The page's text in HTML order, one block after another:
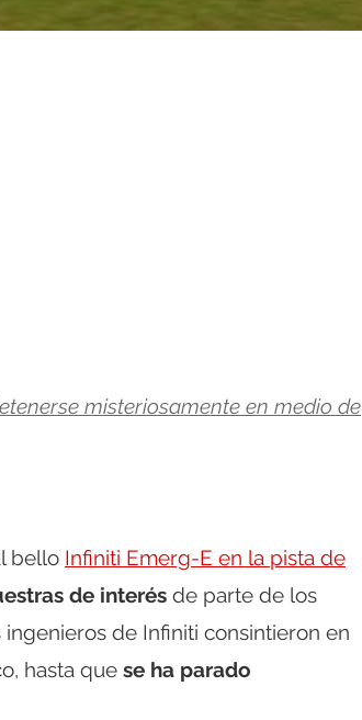
misteriosamente en medio de
bello Infiniti Emerg-E en la pista de
de interés de parte de los
de Infiniti consintieron en
hasta que se ha parado